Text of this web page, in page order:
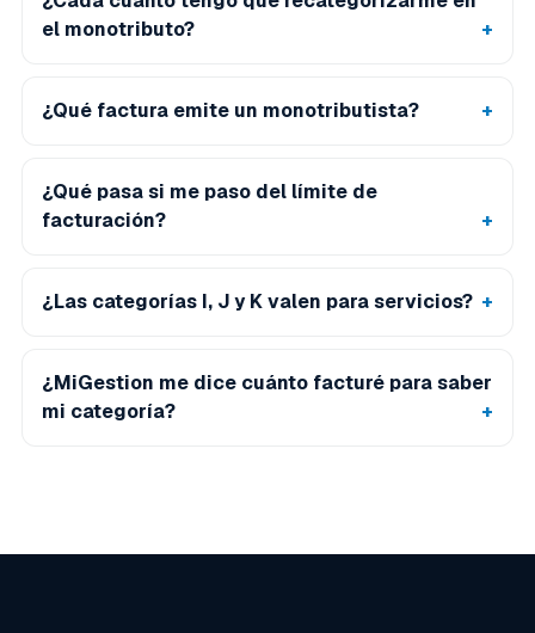
el monotributo?
¿Qué factura emite un monotributista?
¿Qué pasa si me paso del límite de
facturación?
¿Las categorías I, J y K valen para servicios?
¿MiGestion me dice cuánto facturé para saber
mi categoría?